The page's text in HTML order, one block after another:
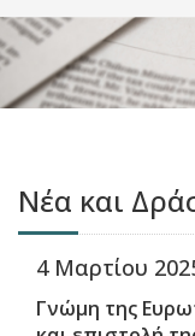
Νέα και
4 Μαρτίου
Γνώμη της